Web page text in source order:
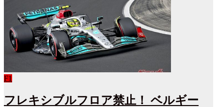
F1
フレキシブルフロア禁止！ ベルギー